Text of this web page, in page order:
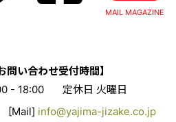
MAIL MAGAZINE
問い合わせ受付時間】
- 18:00
定休日 火曜日
[Mail] info@yajima-jizake.co.jp